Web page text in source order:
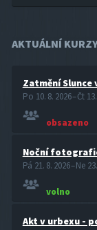
AKTUÁLNÍ
Zatmění Slunce
Po 10. 8. 2026 – Čt
obsazeno
Noční
Pá 21. 8. 2026 – Ne
volno
Akt v urbexu -